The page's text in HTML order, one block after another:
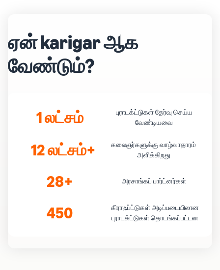
ஏன் karigar ஆக
வேண்டும்?
1 லட்சம்
புராடக்ட்டுகள் தேர்வு செய்ய
வேண்டியவை
12 லட்சம்+
கலைஞர்களுக்கு வாழ்வாதாரம்
அளிக்கிறது
28+ அரசாங்கப் பார்ட்னர்கள்
450
கிராஃப்ட்டுகள் அடிப்படையிலான
புராடக்ட்டுகள் தொடங்கப்பட்டன